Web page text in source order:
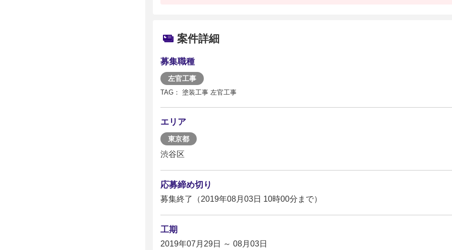
案件詳細
募集職種
左官工事
TAG： 塗装工事 左官工事
エリア
東京都
渋谷区
応募締め切り
募集終了（2019年08月03日 10時00分まで）
工期
2019年07月29日 ～ 08月03日